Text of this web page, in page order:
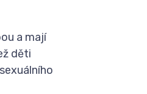
a mají
děti